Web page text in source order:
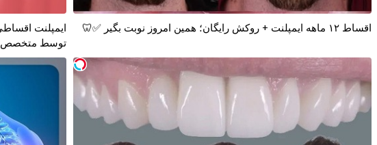
اقساط ۱۲ ماهه ایمپلنت + روکش رایگان؛ همین امروز نوبت بگیر ✅🦷
توسط متخصص